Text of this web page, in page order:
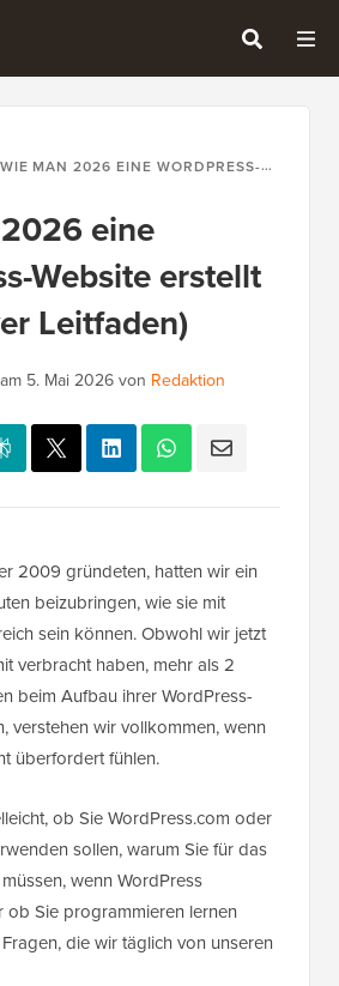
WIE MAN 2026 EINE WORDPRESS-WEBSITE ERSTELLT (ULTIMATIVER LEITFADEN)
eine
Website erstellt
Leitfaden)
5. Mai 2026 von Redaktion
2009 gründeten, hatten wir ein
beizubringen, wie sie mit
sein können. Obwohl wir jetzt
verbracht haben, mehr als 2
beim Aufbau ihrer WordPress-
verstehen wir vollkommen, wenn
überfordert fühlen.
ob Sie WordPress.com oder
sollen, warum Sie für das
wenn WordPress
ob Sie programmieren lernen
die wir täglich von unseren